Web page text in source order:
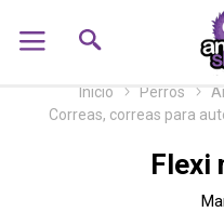
Inicio Perros
Correas, correas para
Flexi